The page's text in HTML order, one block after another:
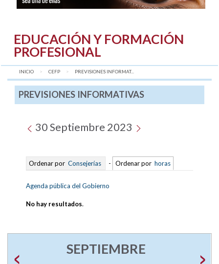
EDUCACIÓN Y FORMACIÓN
PROFESIONAL
INICIO CEFP AQUÍ:
PREVISIONES INFORMAT...
PREVISIONES INFORMATIVAS
30 Septiembre 2023
Ordenar por Consejerías - Ordenar por horas
Agenda pública del Gobierno
No hay resultados.
SEPTIEMBRE